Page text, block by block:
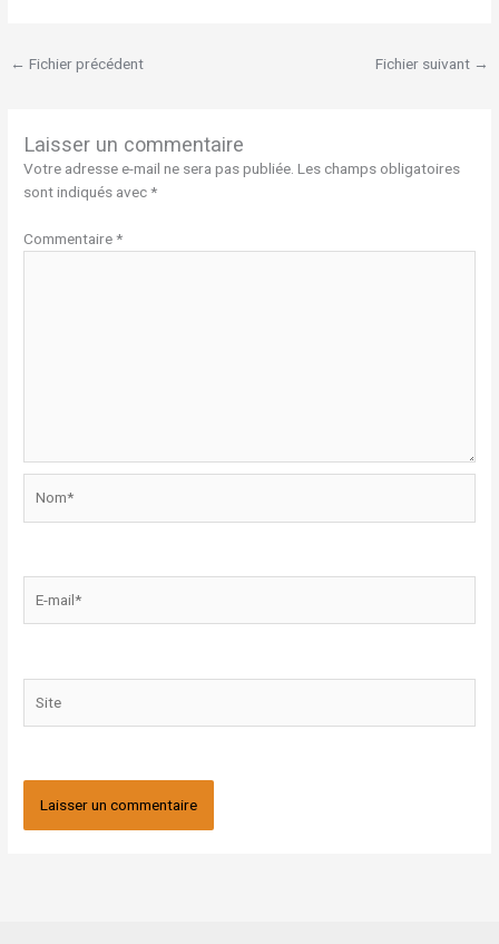
← Fichier précédent Fichier suivant →
Laisser un commentaire
Votre adresse e-mail ne sera pas publiée. Les champs obligatoires
sont indiqués avec*
Commentaire*
mail*